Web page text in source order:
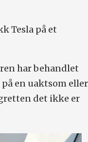
Tesla på et
har behandlet
en uaktsom eller
det ikke er